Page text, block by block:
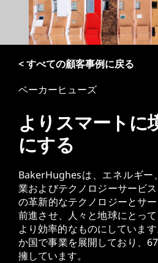
< すべての顧客事例に戻る
ベーカーヒューズ
よりスマートに
にする
BakerHughesは、エネルギー
業およびテクノロジーサービ
の革新的なテクノロジーとサ
前進させ、人々と地球にとって
より効率的なものにしていま
か国で事業を展開しており、
擁しています。